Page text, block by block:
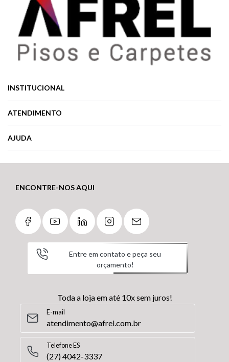
INSTITUCIONAL
ATENDIMENTO
AJUDA
ENCONTRE-NOS AQUI
Entre em contato e peça seu
orçamento!
Toda a loja em até 10x sem juros!
E-mail
atendimento@afrel.com.br
Telefone ES
(27) 4042-3337